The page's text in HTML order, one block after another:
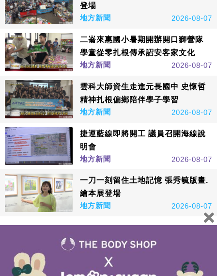
登場
地方新聞
2026-08-07
二崙來惠國小暑期開辦開口獅營隊
學童從零扎根傳承詔安客家文化
地方新聞
2026-08-07
雲科大師資生走進元長國中 史懷哲
精神扎根偏鄉陪伴學子學習
地方新聞
2026-08-07
捷運藍線即將開工 議員召開海線說
明會
地方新聞
2026-08-07
一刀一刻留住土地記憶 張秀毓版畫.
繪本展登場
地方新聞
2026-08-07